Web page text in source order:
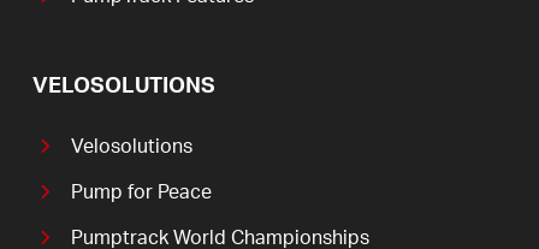
VELOSOLUTIONS
Velosolutions
Pump for Peace
Pumptrack World Championships